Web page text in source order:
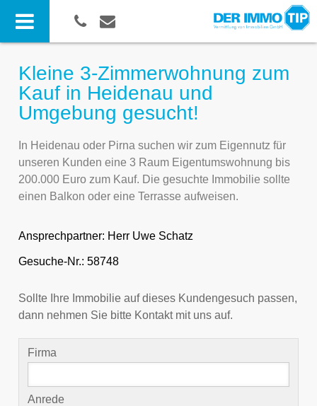
Kleine 3-Zimmerwohnung zum
Kauf in Heidenau und
Umgebung gesucht!
In Heidenau oder Pirna suchen wir zum Eigennutz für
unseren Kunden eine 3 Raum Eigentumswohnung bis
200.000 Euro zum Kauf. Die gesuchte Immobilie sollte
einen Balkon oder eine Terrasse aufweisen.
Ansprechpartner: Herr Uwe Schatz
Gesuche-Nr.: 58748
Sollte Ihre Immobilie auf dieses Kundengesuch passen,
dann nehmen Sie bitte Kontakt mit uns auf.
Firma
Anrede